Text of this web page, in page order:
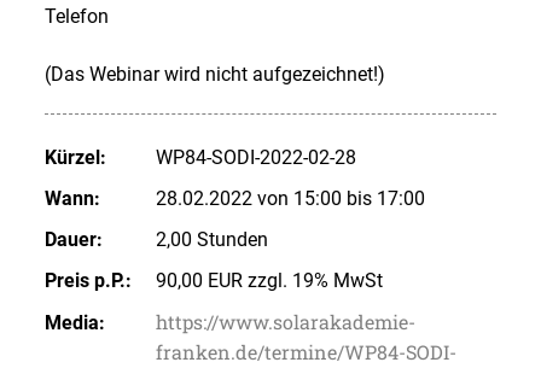
Telefon
(Das Webinar wird nicht aufgezeichnet!)
Kürzel:
WP84-SODI-2022-02-28
Wann:
28.02.2022 von 15:00 bis 17:00
Dauer:
2,00 Stunden
Preis p.P.:
90,00 EUR zzgl. 19% MwSt
Media:
https://www.solarakademie-
franken.de/termine/WP84-SODI-